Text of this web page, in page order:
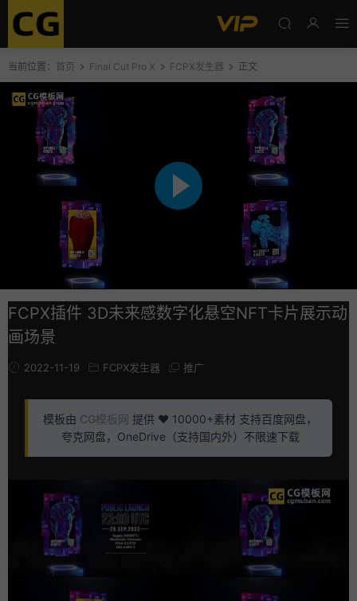
当前位置： 首页 Final Cut Pro X FCPX发生器 正文
FCPX插件 3D未来感数字化悬空NFT卡片展示动
画场景
2022-11-19 FCPX发生器 推广
模板由 CG模板网 提供 ❤️ 10000+素材 支持百度网盘，
夸克网盘，OneDrive（支持国内外）不限速下载